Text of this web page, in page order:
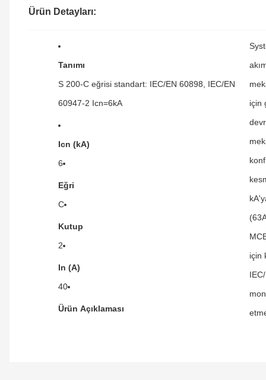
Ürün Detayları:
Tanımı
S 200-C eğrisi standart: IEC/EN 60898, IEC/EN
60947-2 Icn=6kA
Icn (kA)
6
Eğri
C
Kutup
2
In (A)
40
Ürün Açıklaması
için
için